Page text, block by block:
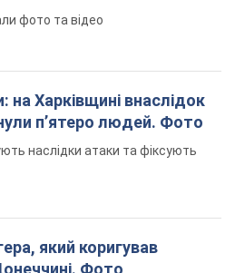
фото та відео
на Харківщині внаслідок
п’ятеро людей. Фото
наслідки атаки та фіксують
який коригував
Фото